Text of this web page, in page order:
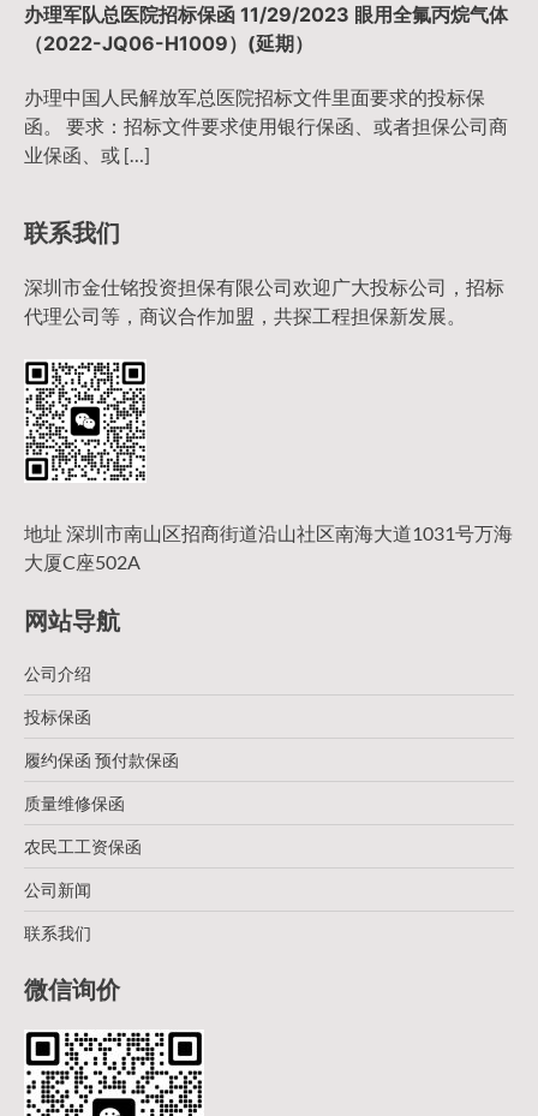
办理军队总医院招标保函 11/29/2023 眼用全氟丙烷气体
（2022-JQ06-H1009）(延期）
办理中国人民解放军总医院招标文件里面要求的投标保
函。 要求：招标文件要求使用银行保函、或者担保公司商
业保函、或 […]
联系我们
深圳市金仕铭投资担保有限公司欢迎广大投标公司，招标
代理公司等，商议合作加盟，共探工程担保新发展。
地址 深圳市南山区招商街道沿山社区南海大道1031号万海
大厦C座502A
网站导航
公司介绍
投标保函
履约保函 预付款保函
质量维修保函
农民工工资保函
公司新闻
联系我们
微信询价